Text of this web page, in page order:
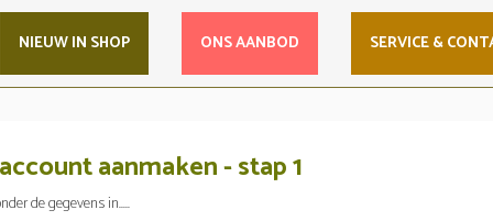
NIEUW IN SHOP ONS AANBOD SERVICE &
aanmaken - stap 1
de gegevens in.....